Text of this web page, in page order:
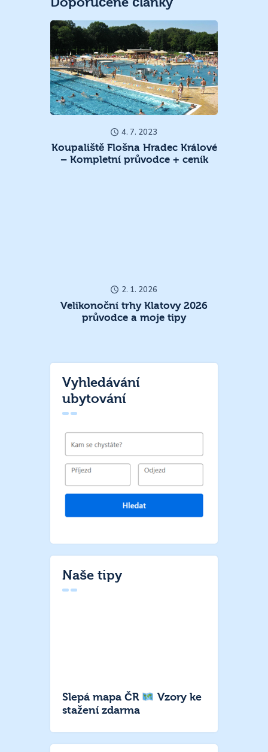
4. 7. 2023
Koupaliště Flošna Hradec Králové
– Kompletní průvodce + ceník
2. 1. 2026
Velikonoční trhy Klatovy 2026
průvodce a moje tipy
Vyhledávání
ubytování
Naše tipy
Slepá mapa ČR
Vzory ke
stažení zdarma